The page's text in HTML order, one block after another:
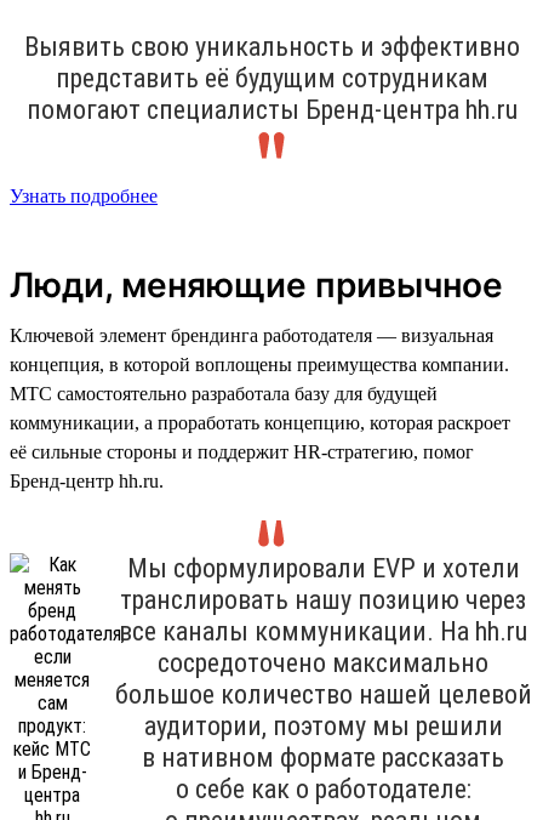
Выявить свою уникальность и эффективно
представить её будущим сотрудникам
помогают специалисты Бренд-центра hh.ru
Узнать подробнее
Люди, меняющие привычное
Ключевой элемент брендинга работодателя — визуальная
концепция, в которой воплощены преимущества компании.
МТС самостоятельно разработала базу для будущей
коммуникации, а проработать концепцию, которая раскроет
её сильные стороны и поддержит HR-стратегию, помог
Бренд-центр hh.ru.
Мы сформулировали EVP и хотели
транслировать нашу позицию через
все каналы коммуникации. На hh.ru
сосредоточено максимально
большое количество нашей целевой
аудитории, поэтому мы решили
в нативном формате рассказать
о себе как о работодателе: